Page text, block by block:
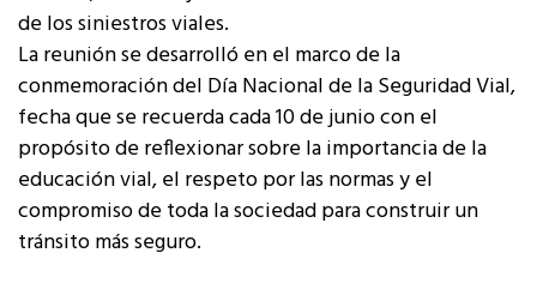
de los siniestros viales.
La reunión se desarrolló en el marco de la
conmemoración del Día Nacional de la Seguridad Vial,
fecha que se recuerda cada 10 de junio con el
propósito de reflexionar sobre la importancia de la
educación vial, el respeto por las normas y el
compromiso de toda la sociedad para construir un
tránsito más seguro.